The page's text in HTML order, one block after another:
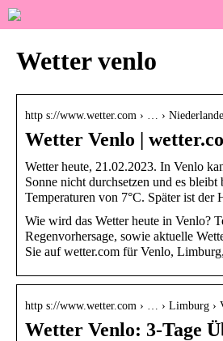
Wetter venlo
http s://www.wetter.com › … ›
Wetter Venlo |
Wetter heute, 21.02.2023. In Venlo
Sonne nicht durchsetzen und es bleibt
Temperaturen von 7°C. Später ist
Wie wird das Wetter heute in Venlo?
Regenvorhersage, sowie aktuelle
Sie auf wetter.com für Venlo,
http s://www.wetter.com › … › Limburg ›
Wetter Venlo: 3-Tage